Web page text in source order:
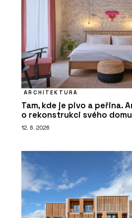
ARCHITEKTURA
Tam, kde je pivo a peřina.
o rekonstrukci svého
12. 6. 2026